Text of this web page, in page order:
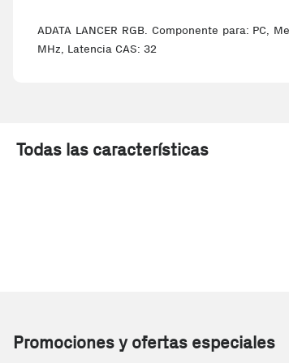
ADATA LANCER RGB. Componente para:
MHz, Latencia CAS: 32
Todas las características
Promociones y ofertas especiales